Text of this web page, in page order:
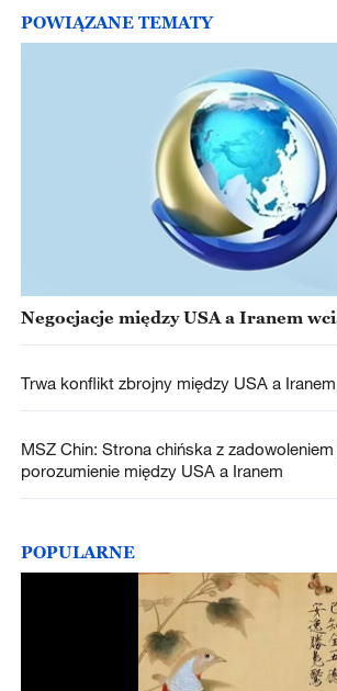
POWIĄZANE TEMATY
Negocjacje między USA a Iranem
Trwa konflikt zbrojny między USA a Iranem
MSZ Chin: Strona chińska z
porozumienie między USA a Iranem
POPULARNE